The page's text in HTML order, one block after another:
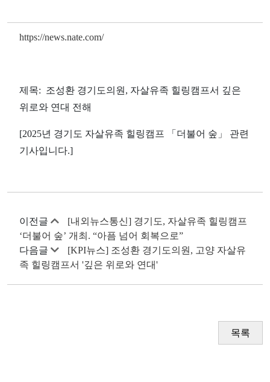
https://news.nate.com/
제목: 조성환 경기도의원, 자살유족 힐링캠프서 깊은
위로와 연대 전해
[2025년 경기도 자살유족 힐링캠프 「더불어 숲」 관련
기사입니다.]
이전글
[내외뉴스통신] 경기도, 자살유족 힐링캠프
‘더불어 숲’ 개최. “아픔 넘어 회복으로”
다음글
[KPI뉴스] 조성환 경기도의원, 고양 자살유
족 힐링캠프서 '깊은 위로와 연대'
목록